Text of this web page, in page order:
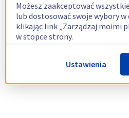
Możesz zaakceptować
lub dostosować swoje wybory
klikając link „Zarządzaj moimi
w stopce strony.
Więcej informacji znajdziesz w
dotyczącej wykorzystywania
Ustawienia